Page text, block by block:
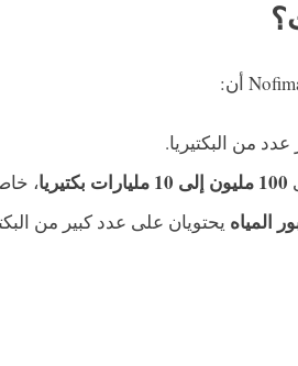
من البكتيريا.
100 مليون إلى 10 مليارات بكتيريا
،
المياه يحتويان على عدد كبير من